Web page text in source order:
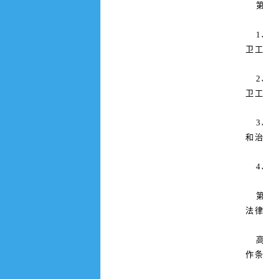
第
1
卫
2
卫
3
和
4
第
法
高
作